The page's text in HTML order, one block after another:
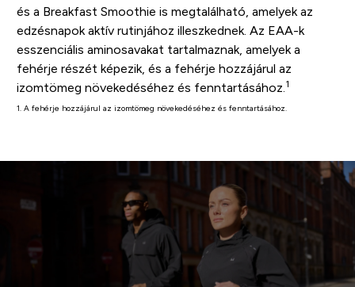
és a Breakfast Smoothie is megtalálható, amelyek az
edzésnapok aktív rutinjához illeszkednek. Az EAA-k
esszenciális aminosavakat tartalmaznak, amelyek a
fehérje részét képezik, és a fehérje hozzájárul az
izomtömeg növekedéséhez és fenntartásához. 1
1. A fehérje hozzájárul az izomtömeg növekedéséhez és fenntartásához.